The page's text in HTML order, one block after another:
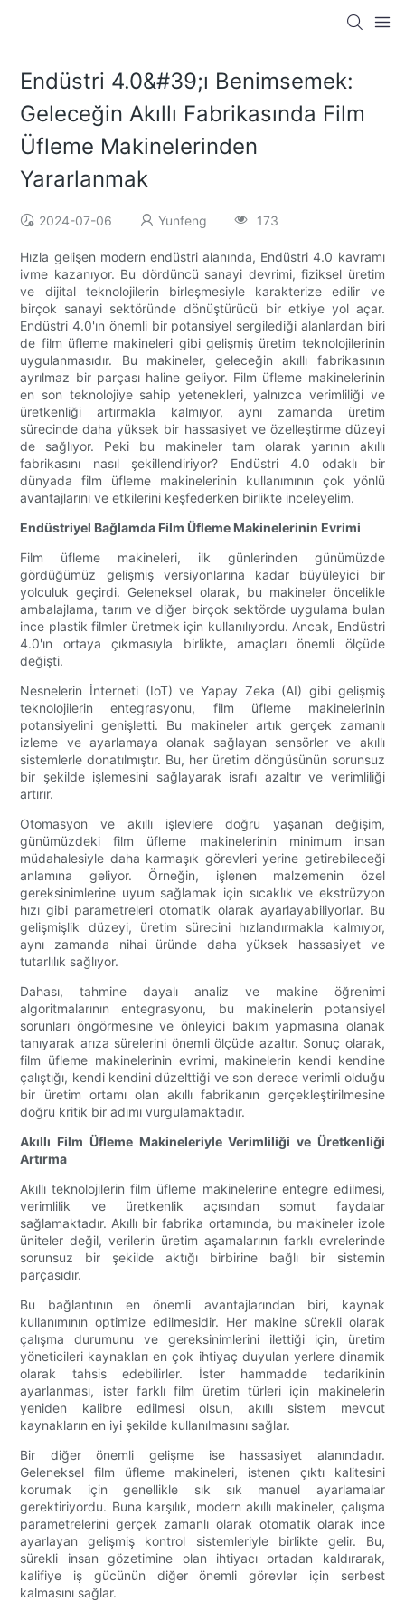
Endüstri 4.0&#39;ı Benimsemek:
Geleceğin Akıllı Fabrikasında Film
Üfleme Makinelerinden
Yararlanmak
2024-07-06 Yunfeng 173
Hızla gelişen modern endüstri alanında, Endüstri 4.0 kavramı
ivme kazanıyor. Bu dördüncü sanayi devrimi, fiziksel üretim
ve dijital teknolojilerin birleşmesiyle karakterize edilir ve
birçok sanayi sektöründe dönüştürücü bir etkiye yol açar.
Endüstri 4.0'ın önemli bir potansiyel sergilediği alanlardan biri
de film üfleme makineleri gibi gelişmiş üretim teknolojilerinin
uygulanmasıdır. Bu makineler, geleceğin akıllı fabrikasının
ayrılmaz bir parçası haline geliyor. Film üfleme makinelerinin
en son teknolojiye sahip yetenekleri, yalnızca verimliliği ve
üretkenliği artırmakla kalmıyor, aynı zamanda üretim
sürecinde daha yüksek bir hassasiyet ve özelleştirme düzeyi
de sağlıyor. Peki bu makineler tam olarak yarının akıllı
fabrikasını nasıl şekillendiriyor? Endüstri 4.0 odaklı bir
dünyada film üfleme makinelerinin kullanımının çok yönlü
avantajlarını ve etkilerini keşfederken birlikte inceleyelim.
Endüstriyel Bağlamda Film Üfleme Makinelerinin Evrimi
Film üfleme makineleri, ilk günlerinden günümüzde
gördüğümüz gelişmiş versiyonlarına kadar büyüleyici bir
yolculuk geçirdi. Geleneksel olarak, bu makineler öncelikle
ambalajlama, tarım ve diğer birçok sektörde uygulama bulan
ince plastik filmler üretmek için kullanılıyordu. Ancak, Endüstri
4.0'ın ortaya çıkmasıyla birlikte, amaçları önemli ölçüde
değişti.
Nesnelerin İnterneti (IoT) ve Yapay Zeka (AI) gibi gelişmiş
teknolojilerin entegrasyonu, film üfleme makinelerinin
potansiyelini genişletti. Bu makineler artık gerçek zamanlı
izleme ve ayarlamaya olanak sağlayan sensörler ve akıllı
sistemlerle donatılmıştır. Bu, her üretim döngüsünün sorunsuz
bir şekilde işlemesini sağlayarak israfı azaltır ve verimliliği
artırır.
Otomasyon ve akıllı işlevlere doğru yaşanan değişim,
günümüzdeki film üfleme makinelerinin minimum insan
müdahalesiyle daha karmaşık görevleri yerine getirebileceği
anlamına geliyor. Örneğin, işlenen malzemenin özel
gereksinimlerine uyum sağlamak için sıcaklık ve ekstrüzyon
hızı gibi parametreleri otomatik olarak ayarlayabiliyorlar. Bu
gelişmişlik düzeyi, üretim sürecini hızlandırmakla kalmıyor,
aynı zamanda nihai üründe daha yüksek hassasiyet ve
tutarlılık sağlıyor.
Dahası, tahmine dayalı analiz ve makine öğrenimi
algoritmalarının entegrasyonu, bu makinelerin potansiyel
sorunları öngörmesine ve önleyici bakım yapmasına olanak
tanıyarak arıza sürelerini önemli ölçüde azaltır. Sonuç olarak,
film üfleme makinelerinin evrimi, makinelerin kendi kendine
çalıştığı, kendi kendini düzelttiği ve son derece verimli olduğu
bir üretim ortamı olan akıllı fabrikanın gerçekleştirilmesine
doğru kritik bir adımı vurgulamaktadır.
Akıllı Film Üfleme Makineleriyle Verimliliği ve Üretkenliği
Artırma
Akıllı teknolojilerin film üfleme makinelerine entegre edilmesi,
verimlilik ve üretkenlik açısından somut faydalar
sağlamaktadır. Akıllı bir fabrika ortamında, bu makineler izole
üniteler değil, verilerin üretim aşamalarının farklı evrelerinde
sorunsuz bir şekilde aktığı birbirine bağlı bir sistemin
parçasıdır.
Bu bağlantının en önemli avantajlarından biri, kaynak
kullanımının optimize edilmesidir. Her makine sürekli olarak
çalışma durumunu ve gereksinimlerini ilettiği için, üretim
yöneticileri kaynakları en çok ihtiyaç duyulan yerlere dinamik
olarak tahsis edebilirler. İster hammadde tedarikinin
ayarlanması, ister farklı film üretim türleri için makinelerin
yeniden kalibre edilmesi olsun, akıllı sistem mevcut
kaynakların en iyi şekilde kullanılmasını sağlar.
Bir diğer önemli gelişme ise hassasiyet alanındadır.
Geleneksel film üfleme makineleri, istenen çıktı kalitesini
korumak için genellikle sık sık manuel ayarlamalar
gerektiriyordu. Buna karşılık, modern akıllı makineler, çalışma
parametrelerini gerçek zamanlı olarak otomatik olarak ince
ayarlayan gelişmiş kontrol sistemleriyle birlikte gelir. Bu,
sürekli insan gözetimine olan ihtiyacı ortadan kaldırarak,
kalifiye iş gücünün diğer önemli görevler için serbest
kalmasını sağlar.